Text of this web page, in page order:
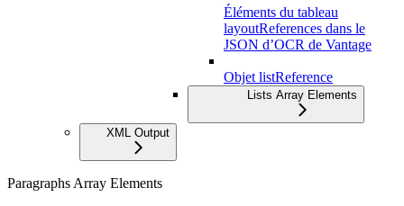
Éléments du tableau
layoutReferences dans le
JSON d’OCR de Vantage
Objet listReference
Lists Array Elements
XML Output
Paragraphs Array Elements